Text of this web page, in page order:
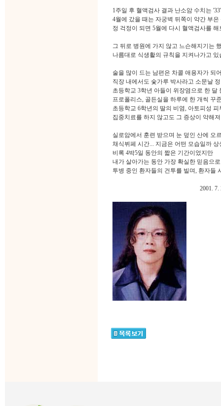
1주일 후 혈액검사 결과 난소암 수치는
4월에 갔을 때는 자궁벽 뒤쪽이 약간 부은
정 걱정이 되면 5월에 다시 혈액검사를
그 뒤로 병원에 가지 않고 느슨해지기는
나름대로 식생활의 규칙을 지켜나가고 있
술을 많이 드는 남편은 차콜 애용자가 되
직장 내에서도 숯가루 박사라고 소문날
초등학교 3학년 아들이 위장염으로 한
프로폴리스, 골든실을 하루에 한 개씩 꾸
초등학교 6학년의 딸의 비염, 아토피성 피
집중치료를 하지 않고도 그 증상이 약해
실로암에서 훈련 받으며 눈 덮인 산에 오
채식뷔페 시간... 지금은 어떤 모습일까 상
비록 4박5일 동안의 짧은 기간이었지만
내가 살아가는 동안 가장 확실한 믿음으
투병 중인 환자들의 건투를 빌며, 환자들
2001. 7. 29. 목